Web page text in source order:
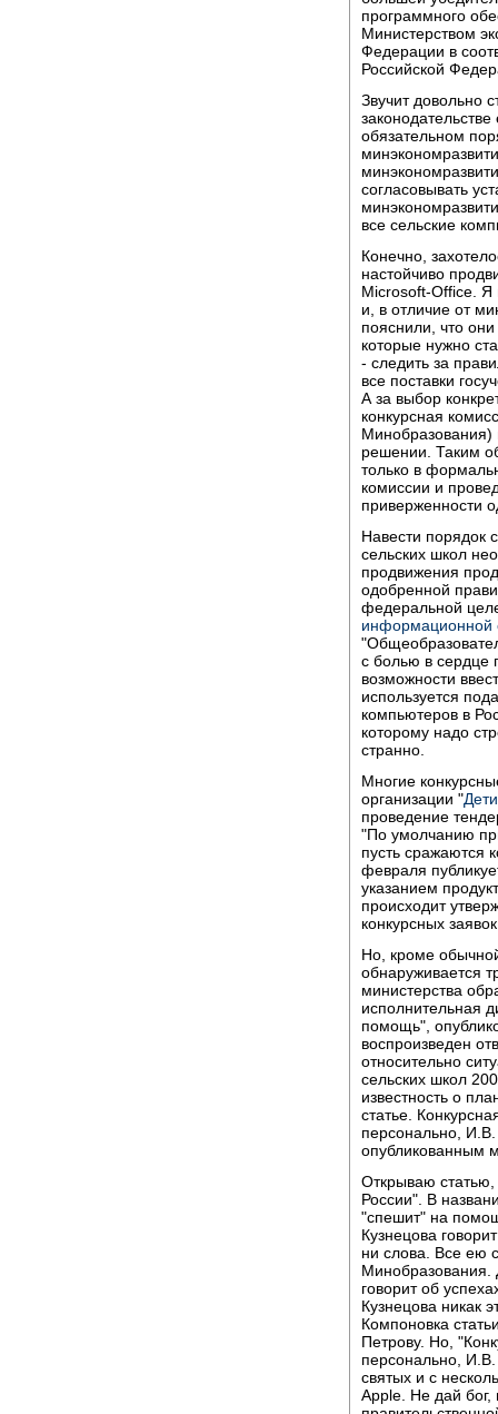
программного
Министерством
Федерации в
Российской
Звучит довольно
обязательном
согласовывать
все сельские
Конечно,
настойчиво
Microsoft-Office. Я
и, в отличие от
пояснили, что
которые нужно
- следить за
все поставки
А за выбор
конкурсная
Минобразования)
решении. Таким
только в
комиссии и
приверженности
Навести порядок
сельских школ
продвижения
одобренной
федеральной
информационной
с болью в сердце
возможности
используется
компьютеров в
которому надо
странно.
Многие
организации "
проведение
"По умолчанию
пусть сражаются
февраля
указанием
происходит
конкурсных
Но, кроме
обнаруживается
министерства
исполнительная
помощь",
воспроизведен
относительно
сельских школ
известность о
статье.
персонально,
опубликованным
Открываю статью,
России". В
"спешит" на
Кузнецова
ни слова. Все ею
Минобразования.
говорит об
Кузнецова никак
Компоновка
Петрову. Но,
персонально, И.В.
святых и с
Apple. Не дай бог,